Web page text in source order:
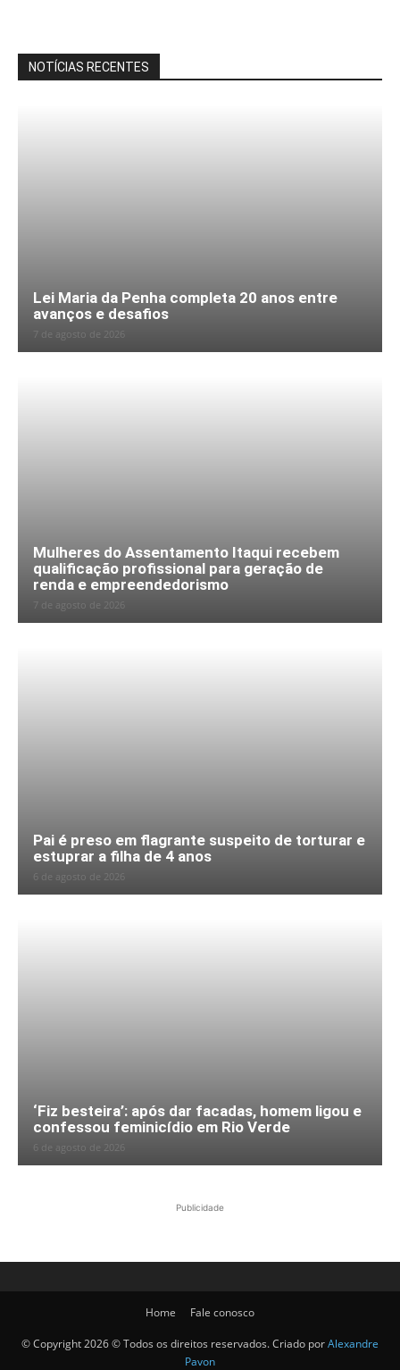
NOTÍCIAS RECENTES
Lei Maria da Penha completa 20 anos entre
avanços e desafios
7 de agosto de 2026
Mulheres do Assentamento Itaqui recebem
qualificação profissional para geração de
renda e empreendedorismo
7 de agosto de 2026
Pai é preso em flagrante suspeito de torturar e
estuprar a filha de 4 anos
6 de agosto de 2026
‘Fiz besteira’: após dar facadas, homem ligou e
confessou feminicídio em Rio Verde
6 de agosto de 2026
Publicidade
Home Fale conosco
© Copyright 2026 © Todos os direitos reservados. Criado porAlexandre
Pavon